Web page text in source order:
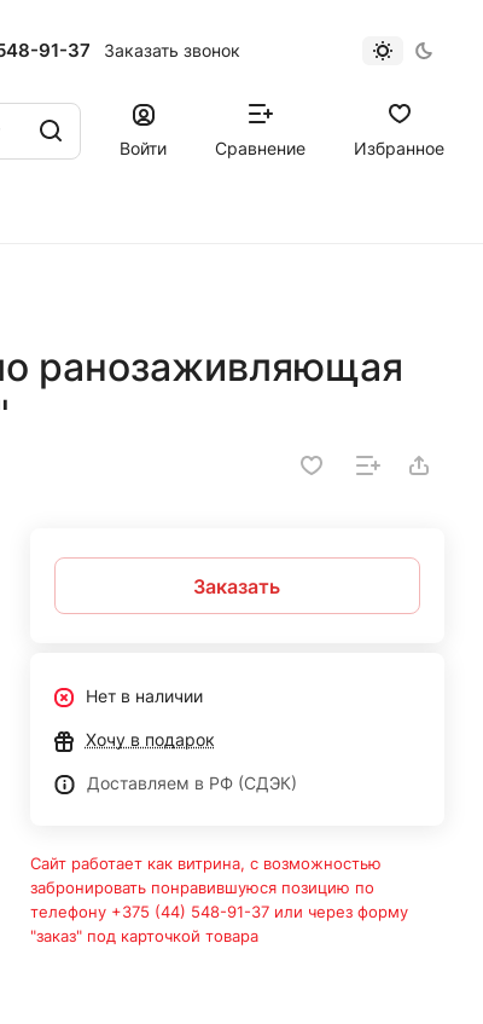
91-37 Заказать звонок
Войти
Сравнение Избранное
ранозаживляющая
Заказать
Нет в наличии
Хочу в подарок
Доставляем в РФ (СДЭК)
Сайт работает как витрина, с возможностью
забронировать понравившуюся позицию по
телефону +375 (44) 548-91-37 или через форму
"заказ" под карточкой товара